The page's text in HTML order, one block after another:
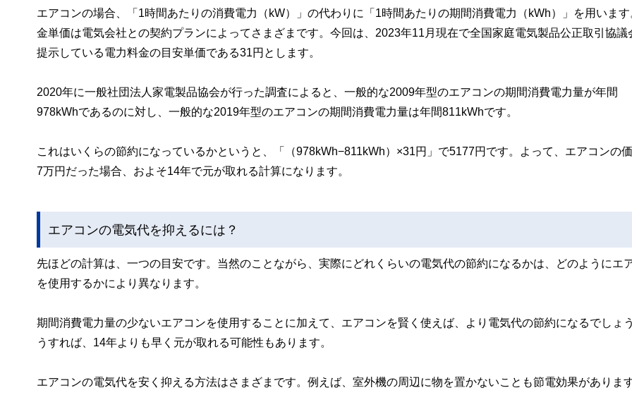
エアコンの場合、「1時間あたりの消費電力（kW）」の代わりに「1時間あたりの期間消費電力（kWh）」を用いま
金単価は電気会社との契約プランによってさまざまです。今回は、2023年11月現在で全国家庭電気製品公正取引協議
提示している電力料金の目安単価である31円とします。
2020年に一般社団法人家電製品協会が行った調査によると、一般的な2009年型のエアコンの期間消費電力量が年間
978kWhであるのに対し、一般的な2019年型のエアコンの期間消費電力量は年間811kWhです。
これはいくらの節約になっているかというと、「（978kWh−811kWh）×31円」で5177円です。よって、エアコンの
7万円だった場合、およそ14年で元が取れる計算になります。
エアコンの電気代を抑えるには？
先ほどの計算は、一つの目安です。当然のことながら、実際にどれくらいの電気代の節約になるかは、どのようにエ
を使用するかにより異なります。
期間消費電力量の少ないエアコンを使用することに加えて、エアコンを賢く使えば、より電気代の節約になるでしょ
うすれば、14年よりも早く元が取れる可能性もあります。
エアコンの電気代を安く抑える方法はさまざまです。例えば、室外機の周辺に物を置かないことも節電効果があります